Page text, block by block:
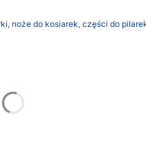
noże do kosiarek, części do pilarek/